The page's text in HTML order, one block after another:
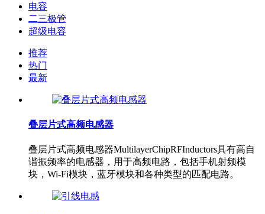
电容
二三极管
超级电容
推荐
热门
最新
叠层片式高频电感器
叠层片式高频电感器MultilayerChipRFInductors具有高自
谐振频率的电感器，用于高频电路，包括手机射频模
块，Wi-Fi模块，蓝牙模块和各种类型的匹配电路。